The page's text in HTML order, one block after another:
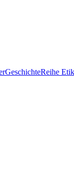
GeschichteReihe